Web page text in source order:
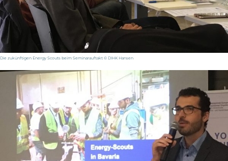
Die zukünftigen Energy Scouts beim Seminarauftakt © DIHK Hansen